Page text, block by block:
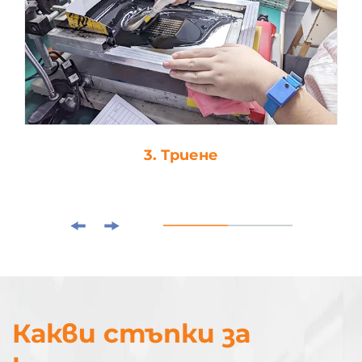
3. Триене
Какви стъпки за